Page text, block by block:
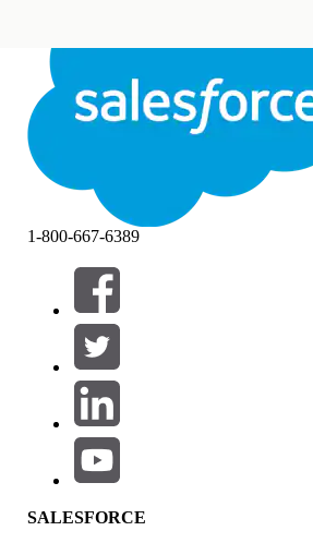
닫기닫기
필터 기준 (0)
필터 선택
제품 영역
기능 영향
1-800-667-6389
SALESFORCE